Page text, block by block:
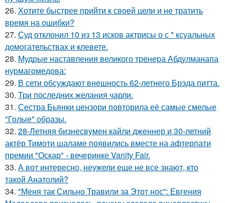
26. Хотите быстрее прийти к своей цели и не тратить
время на ошибки?
27. Суд отклонил 10 из 13 исков актрисы о с * ксуальных
домогательствах и клевете.
28. Мудрые наставления великого тренера Абдулманапа
нурмагомедова:
29. В сети обсуждают внешность 62-летнего Брэда питта.
30. Три последних желания чарли.
31. Сестра Бьянки цензори повторила её самые смелые
"Голые" образы.
32. 28-Летняя бизнесвумен кайли дженнер и 30-летний
актёр Тимоти шаламе появились вместе на афтерпати
премии "Оскар" - вечеринке Vanity Fair.
33. А вот интересно, неужели еще не все знают, кто
такой Анатолий?
34. "Меня так Сильно Травили за Этот нос": Евгения